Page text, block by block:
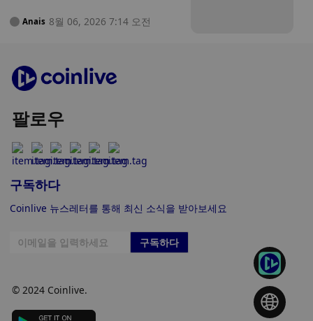
혐의를 받는 NFT 창업자 기소
Anais 8월 06, 2026 7:14 오전
팔로우
구독하다
Coinlive 뉴스레터를 통해 최신 소식을 받아보세요
구독하다
© 2024 Coinlive.